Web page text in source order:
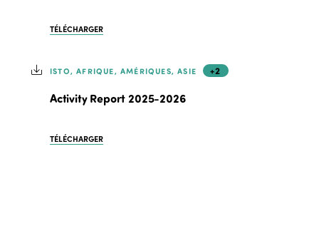
TÉLÉCHARGER
ISTO, AFRIQUE, AMÉRIQUES, ASIE +2
Activity Report 2025-2026
TÉLÉCHARGER